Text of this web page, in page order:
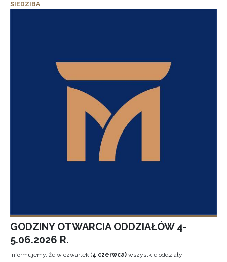
SIEDZIBA
GODZINY OTWARCIA ODDZIAŁÓW 4-
5.06.2026 R.
Informujemy, że w czwartek (4 czerwca) wszystkie oddziały